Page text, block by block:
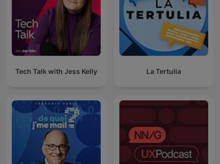
Tech Talk with Jess Kelly La Tertulia